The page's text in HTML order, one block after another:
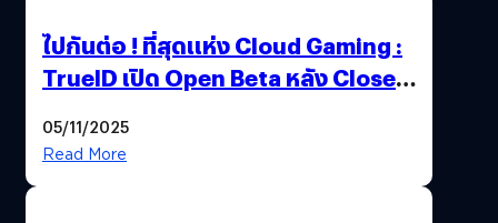
ไปกันต่อ ! ที่สุดแห่ง Cloud Gaming :
TrueID เปิด Open Beta หลัง Close
Thailand Game Show 2025 ทะลุ 15
05/11/2025
Read More